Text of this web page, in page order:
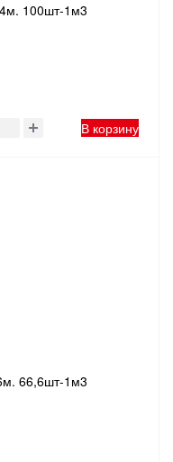
100шт-1м3
В корзину
66,6шт-1м3